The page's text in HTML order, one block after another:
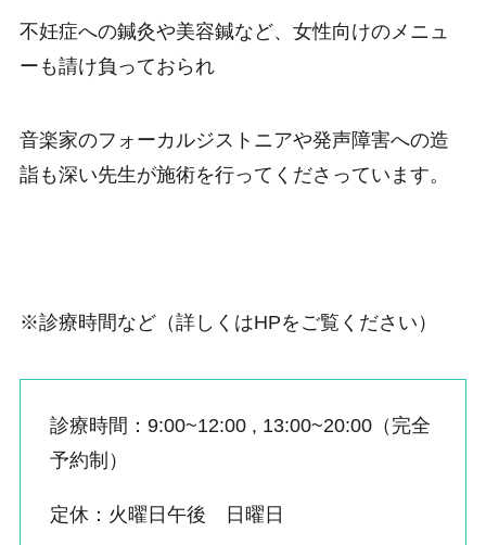
不妊症への鍼灸や美容鍼など、女性向けのメニュ
ーも請け負っておられ
音楽家のフォーカルジストニアや発声障害への造
詣も深い先生が施術を行ってくださっています。
※診療時間など（詳しくはHPをご覧ください）
診療時間：9:00~12:00 , 13:00~20:00（完全
予約制）
定休：火曜日午後 日曜日